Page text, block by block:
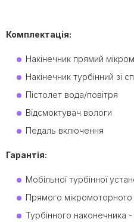
Комплектація:
Накінечник прямий
Накінечник турбінний зі
Пістолет вода/повітря
Відсмоктувач вологи
Педаль включення
Гарантія:
Мобільної турбінної
Прямого мікромоторного
Турбінного наконечника -